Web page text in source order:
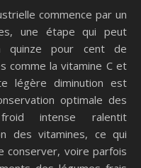
commence par un
une étape qui peut
quinze pour cent de
comme la vitamine C et
légère diminution est
optimale des
intense ralentit
des vitamines, ce qui
conserver, voire parfois